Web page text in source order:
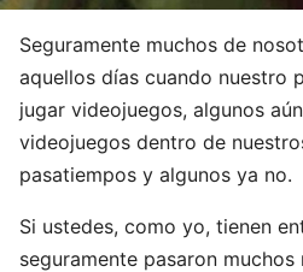
Seguramente muchos de
aquellos días cuando nuestro
jugar videojuegos, algunos
videojuegos dentro de
pasatiempos y algunos ya no.
Si ustedes, como yo, tienen
seguramente pasaron